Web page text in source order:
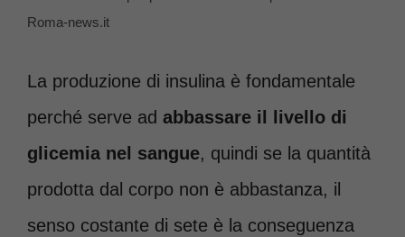
Roma-news.it
La produzione di insulina è fondamentale
perché serve ad abbassare il livello di
glicemia nel sangue, quindi se la quantità
prodotta dal corpo non è abbastanza, il
senso costante di sete è la conseguenza